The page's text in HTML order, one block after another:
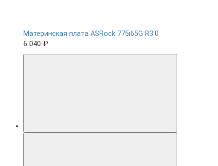
Материнская плата ASRock 775i65G R3.0
6 040 ₽